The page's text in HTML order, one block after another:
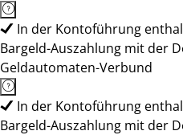
In der Kontoführung
Bargeld-Auszahlung mit der
Geldautomaten-Verbund
In der Kontoführung
Bargeld-Auszahlung mit der